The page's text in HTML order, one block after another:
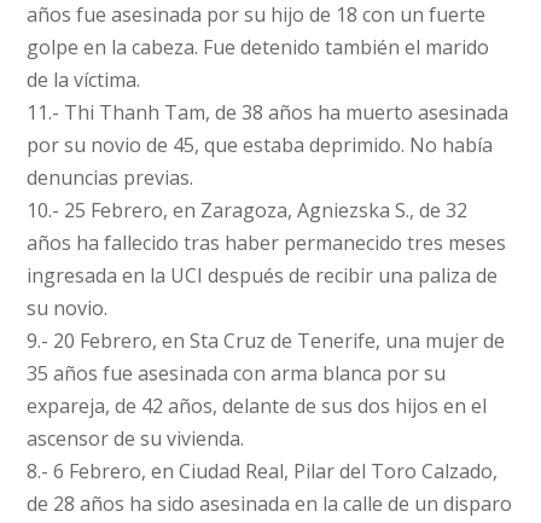
años fue asesinada por su hijo de 18 con un fuerte
golpe en la cabeza. Fue detenido también el marido
de la víctima.
11.- Thi Thanh Tam, de 38 años ha muerto asesinada
por su novio de 45, que estaba deprimido. No había
denuncias previas.
10.- 25 Febrero, en Zaragoza, Agniezska S., de 32
años ha fallecido tras haber permanecido tres meses
ingresada en la UCI después de recibir una paliza de
su novio.
9.- 20 Febrero, en Sta Cruz de Tenerife, una mujer de
35 años fue asesinada con arma blanca por su
expareja, de 42 años, delante de sus dos hijos en el
ascensor de su vivienda.
8.- 6 Febrero, en Ciudad Real, Pilar del Toro Calzado,
de 28 años ha sido asesinada en la calle de un disparo